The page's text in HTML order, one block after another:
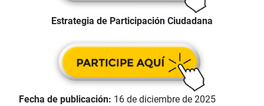
Estrategia de Participación Ciudadana
Fecha de publicación: 16 de diciembre de 2025